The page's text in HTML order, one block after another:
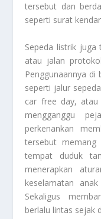
tersebut dan
seperti surat
Sepeda listrik
atau jalan
Penggunaannya
seperti jalur
car free day,
mengganggu
perkenankan
tersebut
tempat duduk
menerapkan
keselamatan
Sekaligus
berlalu lintas sejak